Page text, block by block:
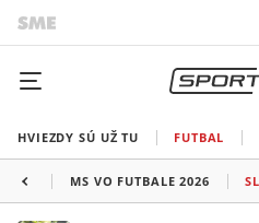
HVIEZDY SÚ UŽ TU FUTBAL
MS VO FUTBALE 2026